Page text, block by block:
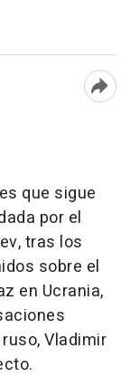
que sigue
por el
tras los
sobre el
en Ucrania,
Vladimir